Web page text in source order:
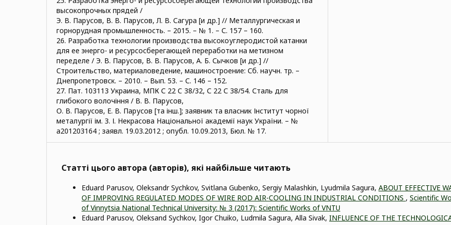
высокопрочных прядей /
Э. В. Парусов, В. В. Парусов, Л. В. Сагура [и др.] // Металлургическая и
горнорудная промышленность. – 2015. – № 1. – С. 157 – 160.
26. Разработка технологии производства высокоуглеродистой катанки
для ее энерго- и ресурсосберегающей переработки на метизном
переделе / Э. В. Парусов, В. В. Парусов, А. Б. Сычков [и др.] //
Строительство, материаловедение, машиностроение: Сб. научн. тр. –
Днепропетровск. – 2010. – Вып. 53. – С. 146 – 152.
27. Пат. 103113 Украина, МПК С 22 C 38/32, С 22 С 38/54. Сталь для
глибокого волочіння / В. В. Парусов,
О. В. Парусов, Е. В. Парусов [та інш.]; заявник та власник Інститут чорної
металургії ім. З. І. Некрасова Національної академії наук України. – №
а201203164 ; заявл. 19.03.2012 ; опубл. 10.09.2013, Бюл. № 17.
Статті цього автора (авторів), які найбільше читають
Eduard Parusov, Oleksandr Sychkov, Svitlana Gubenko, Sergiy Malashkin, Lyudmila Sagura, ABOUT EFFECTIVE
OF IMPROVING REGULATED MODES OF WIRE ROD AIR-COOLING IN INDUSTRIAL CONDITIONS , Scientific
of Vinnytsia National Technical University: № 3 (2017): Scientific Works of VNTU
Eduard Parusov, Oleksand Sychkov, Igor Chuiko, Ludmila Sagura, Alla Sivak, INFLUENCE OF THE